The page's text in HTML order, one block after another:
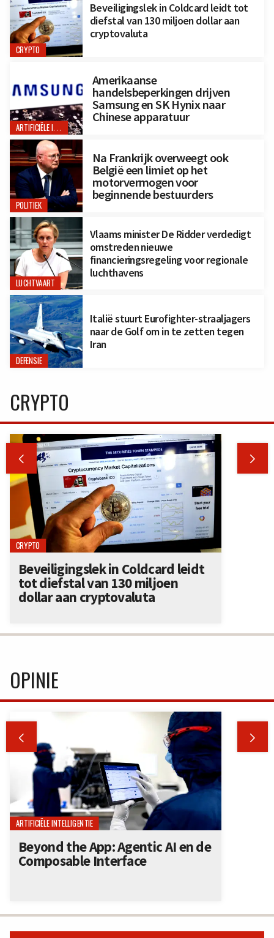
CRYPTO
Beveiligingslek in Coldcard leidt tot
diefstal van 130 miljoen dollar aan
cryptovaluta
ARTIFICIËLE INTELLIGENTIE
Amerikaanse
handelsbeperkingen drijven
Samsung en SK Hynix naar
Chinese apparatuur
POLITIEK
Na Frankrijk overweegt ook
België een limiet op het
motorvermogen voor
beginnende bestuurders
LUCHTVAART
Vlaams minister De Ridder verdedigt
omstreden nieuwe
financieringsregeling voor regionale
luchthavens
DEFENSIE
Italië stuurt Eurofighter-straaljagers
naar de Golf om in te zetten tegen
Iran
CRYPTO
 
CRYPTO
Beveiligingslek in Coldcard leidt
tot diefstal van 130 miljoen
dollar aan cryptovaluta
OPINIE
 
ARTIFICIËLE INTELLIGENTIE
Beyond the App: Agentic AI en de
Composable Interface